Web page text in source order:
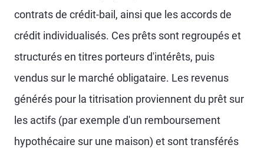
contrats de crédit-bail, ainsi que les accords de
crédit individualisés. Ces prêts sont regroupés et
structurés en titres porteurs d'intérêts, puis
vendus sur le marché obligataire. Les revenus
générés pour la titrisation proviennent du prêt sur
les actifs (par exemple d'un remboursement
hypothécaire sur une maison) et sont transférés